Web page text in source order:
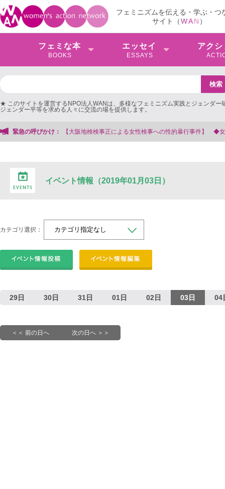
フェミニズムを伝える・学ぶ・つ
サイト（WAN ）
フェミな本
BOOKS
エッセイ
ESSAYS
アクシ
★ このサイトを運営するNPO法人WANは、多様なフェミニズム実践とジェンダー
ジェンダー平等を求める人々に交流の場を提供します。
緊急の呼びかけ：
検事正による女性検事への性的暴行事件】 ◆女性検事を支援する会事務局
イベント情報（2019年01月03日）
カテゴリ選択：
29日 30日 31日 01日 02日 03日 04
＜＜ 前の日へ 次の日へ ＞＞